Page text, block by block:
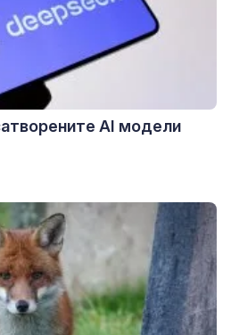
AI модели